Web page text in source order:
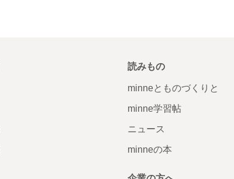
読みもの
minneとものづくりと
minne学習帖
ニュース
minneの本